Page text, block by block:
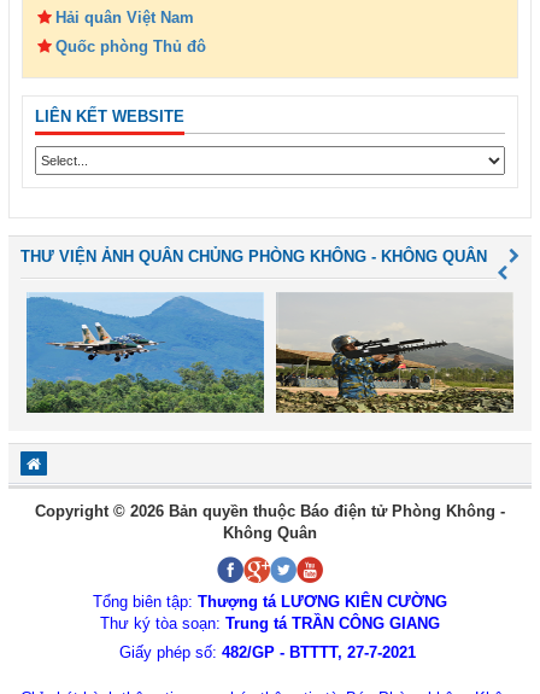
Hải quân Việt Nam
Quốc phòng Thủ đô
LIÊN KẾT WEBSITE
THƯ VIỆN ẢNH QUÂN CHỦNG PHÒNG KHÔNG - KHÔNG QUÂN
Copyright © 2026 Bản quyền thuộc Báo điện tử Phòng Không -
Không Quân
Tổng biên tập: Thượng tá LƯƠNG KIÊN CƯỜNG
Thư ký tòa soạn: Trung tá TRẦN CÔNG GIANG
Giấy phép số: 482/GP - BTTTT, 27-7-2021